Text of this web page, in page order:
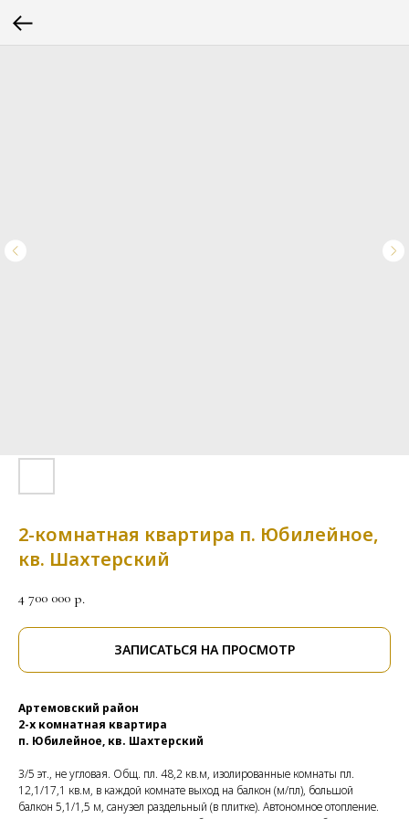
2-комнатная квартира п. Юбилейное,
кв. Шахтерский
4 700 000 р.
ЗАПИСАТЬСЯ НА ПРОСМОТР
Артемовский район
2-х комнатная квартира
п. Юбилейное, кв. Шахтерский
3/5 эт., не угловая. Общ. пл. 48,2 кв.м, изолированные комнаты пл.
12,1/17,1 кв.м, в каждой комнате выход на балкон (м/пл), большой
балкон 5,1/1,5 м, санузел раздельный (в плитке). Автономное отопление.